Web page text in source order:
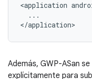
<application
...
</application>
Además, GWP-ASan
explícitamente para